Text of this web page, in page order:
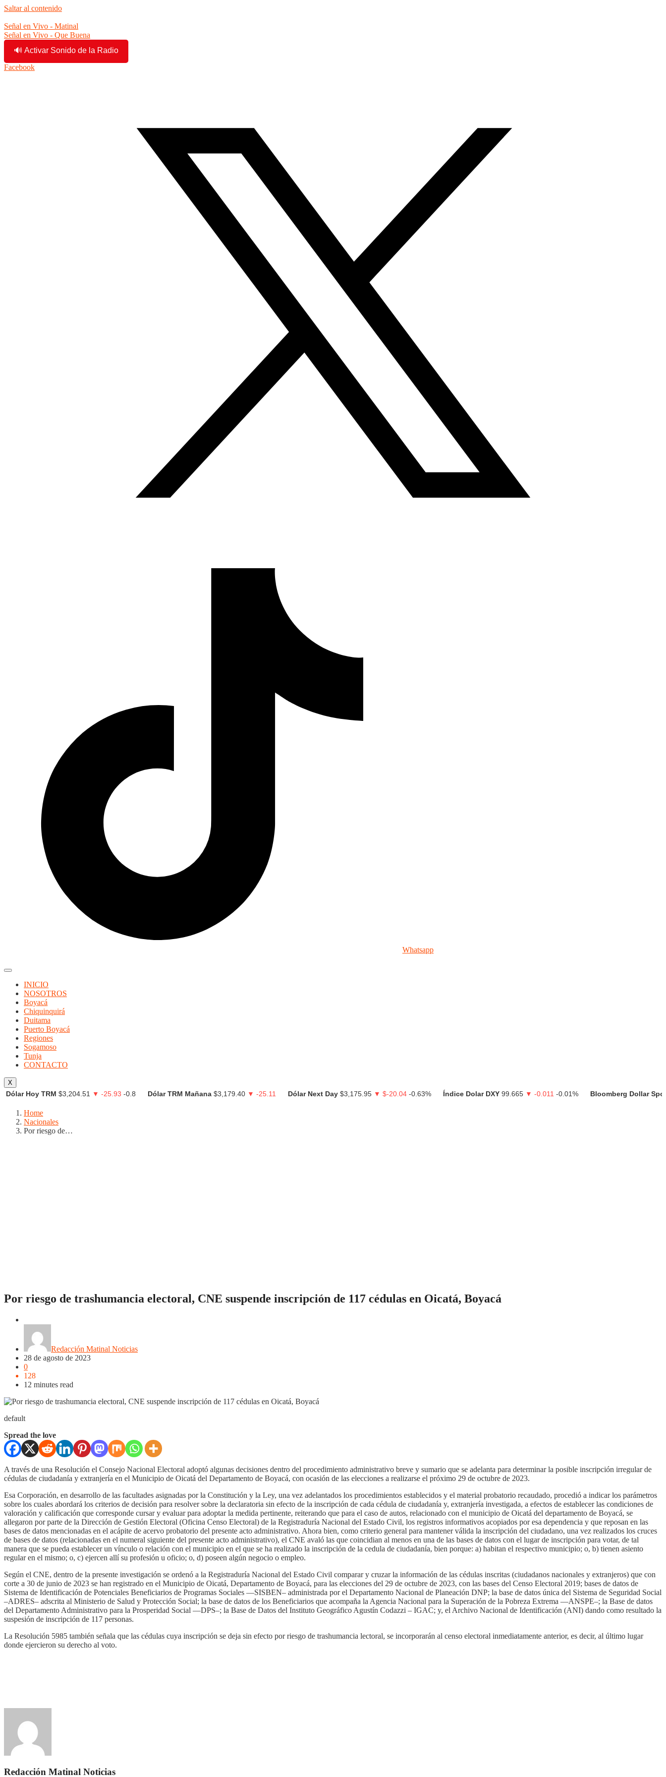
Saltar al contenido
Señal en Vivo - Matinal
Señal en Vivo - Que Buena
🔊 Activar Sonido de la Radio
Facebook
Whatsapp
INICIO
NOSOTROS
Boyacá
Chiquinquirá
Duitama
Puerto Boyacá
Regiones
Sogamoso
Tunja
CONTACTO
X
Dólar Hoy TRM $3,204.51 ▼ -25.93 -0.8 Dólar TRM Mañana $3,179.40 ▼ -25.11 Dólar Next Day $3,175.95 ▼ $-20.04 -0.63% Índice Dolar DXY 99.665 ▼ -0.011 -0.01% Bloomberg Dollar
Home
Nacionales
Por riesgo de…
Por riesgo de trashumancia electoral, CNE suspende inscripción de 117 cédulas en Oicatá, Boyacá
Redacción Matinal Noticias
28 de agosto de 2023
0
128
12 minutes read
default
Spread the love
A través de una Resolución el Consejo Nacional Electoral adoptó algunas decisiones dentro del procedimiento administrativo breve y sumario que se adelanta para determinar la posible inscripción irregular de
cédulas de ciudadanía y extranjería en el Municipio de Oicatá del Departamento de Boyacá, con ocasión de las elecciones a realizarse el próximo 29 de octubre de 2023.
Esa Corporación, en desarrollo de las facultades asignadas por la Constitución y la Ley, una vez adelantados los procedimientos establecidos y el material probatorio recaudado, procedió a indicar los parámetros
sobre los cuales abordará los criterios de decisión para resolver sobre la declaratoria sin efecto de la inscripción de cada cédula de ciudadanía y, extranjería investigada, a efectos de establecer las condiciones de
valoración y calificación que corresponde cursar y evaluar para adoptar la medida pertinente, reiterando que para el caso de autos, relacionado con el municipio de Oicatá del departamento de Boyacá, se
allegaron por parte de la Dirección de Gestión Electoral (Oficina Censo Electoral) de la Registraduría Nacional del Estado Civil, los registros informativos acopiados por esa dependencia y que reposan en las
bases de datos mencionadas en el acápite de acervo probatorio del presente acto administrativo. Ahora bien, como criterio general para mantener válida la inscripción del ciudadano, una vez realizados los cruces
de bases de datos (relacionadas en el numeral siguiente del presente acto administrativo), el CNE avaló las que coincidian al menos en una de las bases de datos con el lugar de inscripción para votar, de tal
manera que se pueda establecer un vínculo o relación con el municipio en el que se ha realizado la inscripción de la cedula de ciudadanía, bien porque: a) habitan el respectivo municipio; o, b) tienen asiento
regular en el mismo; o, c) ejercen allí su profesión u oficio; o, d) poseen algún negocio o empleo.
Según el CNE, dentro de la presente investigación se ordenó a la Registraduría Nacional del Estado Civil comparar y cruzar la información de las cédulas inscritas (ciudadanos nacionales y extranjeros) que con
corte a 30 de junio de 2023 se han registrado en el Municipio de Oicatá, Departamento de Boyacá, para las elecciones del 29 de octubre de 2023, con las bases del Censo Electoral 2019; bases de datos de
Sistema de Identificación de Potenciales Beneficiarios de Programas Sociales —SISBEN– administrada por el Departamento Nacional de Planeación DNP; la base de datos única del Sistema de Seguridad Social
–ADRES– adscrita al Ministerio de Salud y Protección Social; la base de datos de los Beneficiarios que acompaña la Agencia Nacional para la Superación de la Pobreza Extrema —ANSPE–; la Base de datos
del Departamento Administrativo para la Prosperidad Social —DPS–; la Base de Datos del Instituto Geográfico Agustín Codazzi – IGAC; y, el Archivo Nacional de Identificación (ANI) dando como resultado la
suspesión de inscripción de 117 personas.
La Resolución 5985 también señala que las cédulas cuya inscripción se deja sin efecto porriesgo de trashumancia lectoral, se incorporarán al censo electoral inmediatamente anterior, es decir, al último lugar
donde ejercieron su derecho al voto.
Redacción Matinal Noticias